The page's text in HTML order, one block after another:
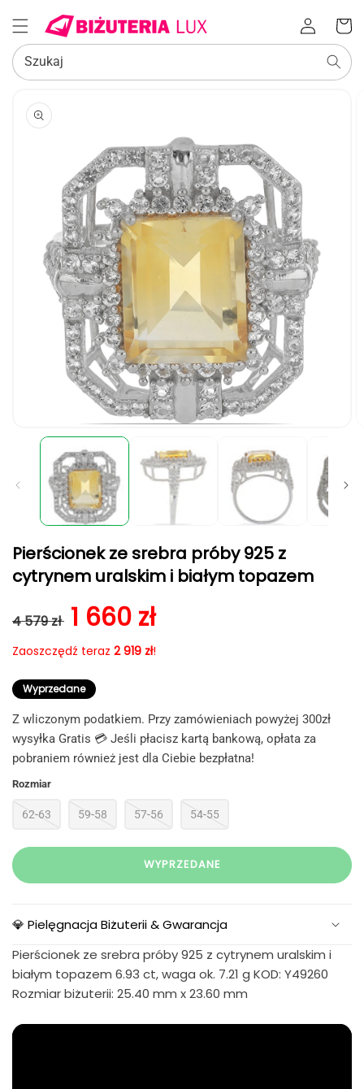
Zaloguj
się
Koszyk
Szukaj
POMIŃ, ABY
PRZEJŚĆ
INFORMACJI
multimedia
oknie
modalnym
Pierścionek ze srebra próby 925 z
cytrynem uralskim i białym topazem
Cena regularna
4 579 zł Cena sprzedaży
1 660 zł
Zaoszczędź teraz 2 919 zł!
Wyprzedane
Z wliczonym podatkiem. Przy zamówieniach powyżej 300zł
wysyłka Gratis 💳 Jeśli płacisz kartą bankową, opłata za
pobraniem również jest dla Ciebie bezpłatna!
Rozmiar
62-63 59-58 57-56 54-55
WYPRZEDANE
💎 Pielęgnacja Biżuterii & Gwarancja
Pierścionek ze srebra próby 925 z cytrynem uralskim i
białym topazem 6.93 ct, waga ok. 7.21 g KOD: Y49260
Rozmiar biżuterii: 25.40 mm x 23.60 mm